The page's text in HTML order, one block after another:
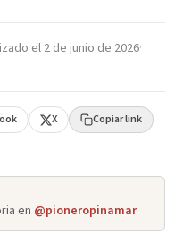
el 2 de junio de 2026·
X Copiar link
en @pioneropinamar